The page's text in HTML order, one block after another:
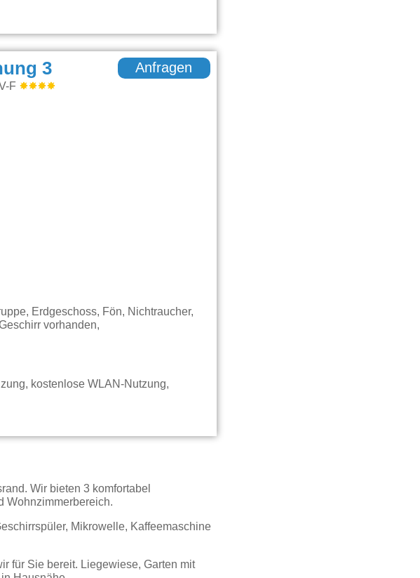
3
F
Anfragen
Erdgeschoss, Fön, Nichtraucher,
vorhanden,
kostenlose WLAN-Nutzung,
Wir bieten 3 komfortabel
Wohnzimmerbereich.
Mikrowelle, Kaffeemaschine
für Sie bereit. Liegewiese, Garten mit